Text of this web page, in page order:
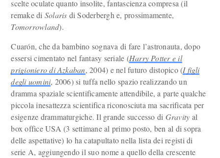
scelte oculate quanto insolite, fantascienza compresa (il
remake di Solaris di Soderbergh e, prossimamente,
Tomorrowland).
Cuarón, che da bambino sognava di fare l’astronauta, dopo
essersi cimentato nel fantasy seriale (Harry Potter e il
prigioniero di Azkaban, 2004) e nel futuro distopico (I figli
degli uomini, 2006) si tuffa nello spazio realizzando un
dramma spaziale scientificamente attendibile, a parte qualche
piccola inesattezza scientifica riconosciuta ma sacrificata per
esigenze drammaturgiche. Il grande successo di Gravity al
box office USA (3 settimane al primo posto, ben al di sopra
delle aspettative) lo ha catapultato nella lista dei registi di
serie A, aggiungendo il suo nome a quello della crescente